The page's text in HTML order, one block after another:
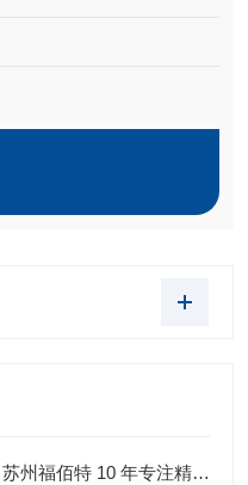
接触角测量仪实力厂家怎么选？苏州福佰特 10 年专注精密仪器研发生产